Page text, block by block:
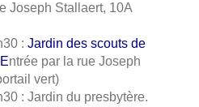
Joseph Stallaert, 10A
:Jardin des scouts de
ntrée par la rue Joseph
vert)
: Jardin du presbytère.